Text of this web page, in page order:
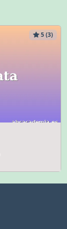
5 (3)